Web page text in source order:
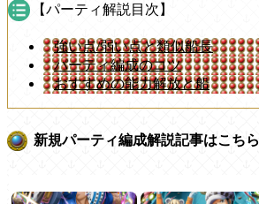
【パーティ解説目次】
強い点/弱い点と類似船長
パーティ編成のコツ
おすすめの能力解放と船
新規パーティ編成解説記事はこちら